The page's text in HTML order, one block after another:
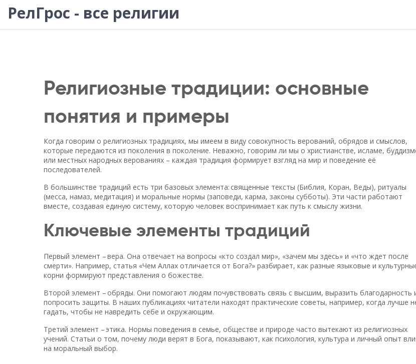
РелГрос - все религии
Религиозные традиции: основные
понятия и примеры
Когда говорим о религиозных традициях, мы имеем в виду совокупность верований, обрядов и смыслов,
которые передаются из поколения в поколение. Неважно, говорим ли мы о христианстве, исламе,
или местных народных верованиях – каждая традиция формирует взгляд на мир и поведение её
последователей.
В большинстве традиций есть три базовых элемента: священные тексты (Библия, Коран, Веды), ритуалы
(месса, намаз, медитация) и моральные нормы (заповеди, карма, законы субботы). Эти части работают
вместе, создавая единую систему, которую человек воспринимает как путь к смыслу жизни.
Ключевые элементы традиций
Первый элемент – вера. Она отвечает на вопросы «кто создал мир», «зачем мы здесь» и «что ждет после
смерти». Например, статья «Чем Аллах отличается от Бога?» разбирает, как разные языковые и
корни формируют представления о божестве.
Второй элемент – обряды. Они помогают людям почувствовать связь с высшим, выразить благодарность
попросить защиты. В наших публикациях читатели находят практические советы, например, когда лучше
гадать, чтобы не навредить себе и окружающим.
Третий элемент – этика. Нормы поведения в семье, обществе и природе часто вытекают из религиозных
учений. Статьи о том, почему люди верят в Бога, показывают, как психология, культура и личный опыт
на моральный выбор.